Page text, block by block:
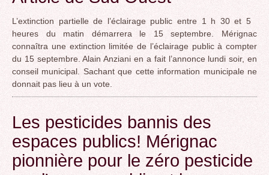
L’extinction partielle de l’éclairage public entre 1 h 30 et 5
heures du matin démarrera le 15 septembre. Mérignac
connaîtra une extinction limitée de l’éclairage public à compter
du 15 septembre. Alain Anziani en a fait l’annonce lundi soir, en
conseil municipal. Sachant que cette information municipale ne
donnait pas lieu à un vote.
Les pesticides bannis des
espaces publics! Mérignac
pionnière pour le zéro pesticide